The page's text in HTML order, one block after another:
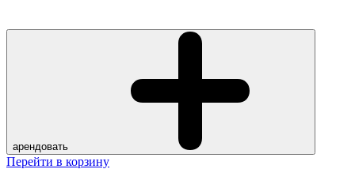
арендовать
Перейти в корзину